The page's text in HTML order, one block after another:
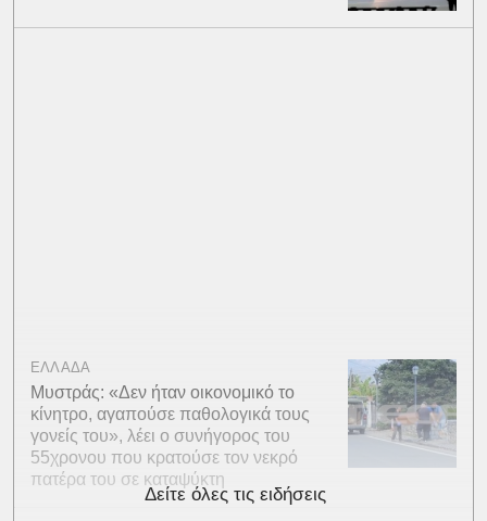
ΕΛΛΑΔΑ
Μυστράς: «Δεν ήταν οικονομικό το
κίνητρο, αγαπούσε παθολογικά τους
γονείς του», λέει ο συνήγορος του
55χρονου που κρατούσε τον νεκρό
πατέρα του σε καταψύκτη
Δείτε όλες τις ειδήσεις